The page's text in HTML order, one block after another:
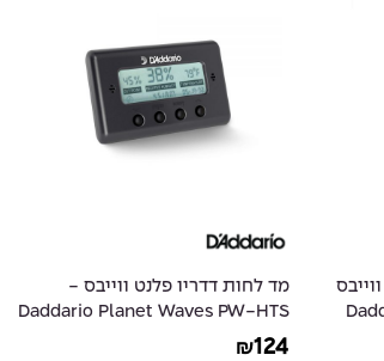
-
מד לחות דדריו פלנט ווייבס -
Daddario Planet Waves PW-HTS
Hygrometer
₪124